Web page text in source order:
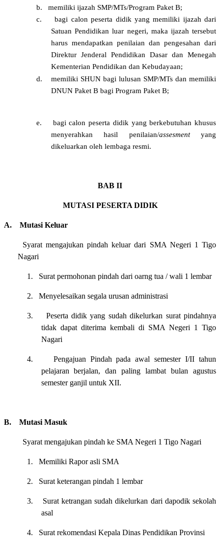
b.
memiliki ijazah SMP/MTs/Program Paket B;
c.
bagi calon peserta didik yang memiliki ijazah dari
Satuan Pendidikan luar negeri, maka ijazah tersebut
harus mendapatkan penilaian dan pengesahan dari
Direktur Jenderal Pendidikan Dasar dan Menegah
Kementerian Pendidikan dan Kebudayaan;
d.
memiliki SHUN bagi lulusan SMP/MTs dan memiliki
DNUN Paket B bagi Program Paket B;
e.
bagi calon peserta didik yang berkebutuhan khusus
menyerahkan hasil penilaian/assesmentyang
dikeluarkan oleh lembaga resmi.
BAB II
MUTASIPESERTA DIDIK
A. Mutasi Keluar
Syarat mengajukan pindah keluar dari SMA Negeri 1 Tigo
Nagari
1. Surat permohonan pindah dari oarng tua / wali 1 lembar
2. Menyelesaikan segala urusan administrasi
3.
Peserta didik yang sudah dikelurkan surat pindahnya
tidak dapat diterima kembali di SMA Negeri 1 Tigo
Nagari
4.
Pengajuan Pindah pada awal semester I/II tahun
pelajaran berjalan, dan paling lambat bulan agustus
semester ganjil untuk XII.
B. Mutasi Masuk
Syarat mengajukan pindah ke SMA Negeri 1 Tigo Nagari
1. Memiliki Rapor asli SMA
2. Surat keterangan pindah 1 lembar
3.
Surat ketrangan sudah dikelurkan dari dapodik sekolah
asal
4. Surat rekomendasi Kepala Dinas Pendidikan Provinsi